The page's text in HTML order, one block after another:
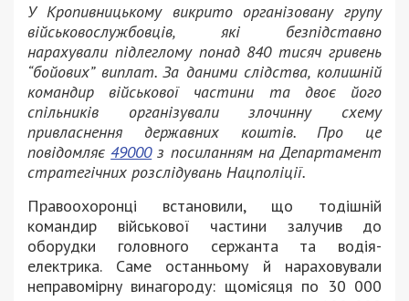
У Кропивницькому викрито організовану групу
військовослужбовців, які безпідставно
нарахували підлеглому понад 840 тисяч гривень
“бойових” виплат. За даними слідства, колишній
командир військової частини та двоє його
спільників організували злочинну схему
привласнення державних коштів. Про це
повідомляє49000з посиланням на Департамент
стратегічних розслідувань Нацполіції.
Правоохоронці встановили, що тодішній
командир військової частини залучив до
оборудки головного сержанта та водія-
електрика. Саме останньому й нараховували
неправомірну винагороду: щомісяця по 30 000